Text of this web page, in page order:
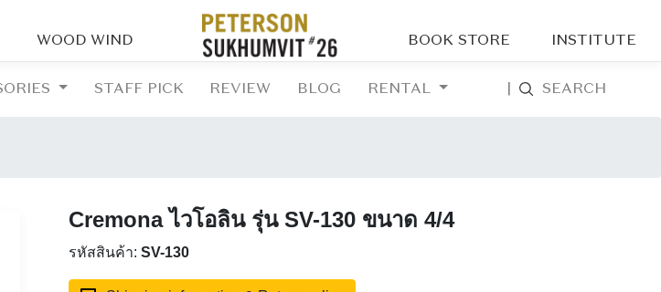
WOOD WIND BOOK STORE INSTITUTE
STAFF PICK REVIEW BLOG RENTAL SEARCH
Cremona ไวโอลิน รุ่น SV-130 ขนาด 4/4
รหัสสินค้า: SV-130